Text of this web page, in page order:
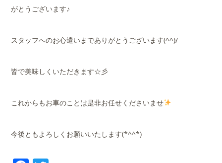
がとうございます♪
スタッフへのお心遣いまでありがとうございます(^^)/
皆で美味しくいただきます☆彡
これからもお車のことは是非お任せくださいませ
今後ともよろしくお願いいたします(*^^*)